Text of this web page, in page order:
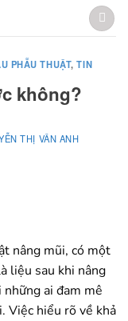
PHẪU THUẬT,TIN
không?
THỊ VÂN ANH
nâng mũi, có một
liệu sau khi nâng
ai đam mê
Việc hiểu rõ về khả